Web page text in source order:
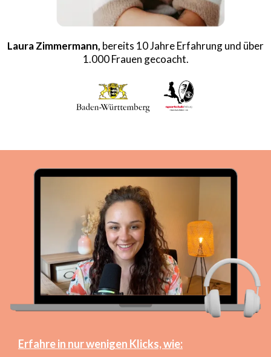
Laura Zimmermann, bereits 10 Jahre Erfahrung und über
1.000 Frauen gecoacht.
Erfahre in nur wenigen Klicks, wie: